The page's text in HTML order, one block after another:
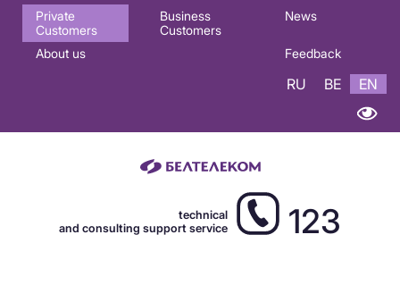
Основная
навигация
Private
Customers
Business
Customers
News
About us Feedback
RU BE EN
technical
and consulting support service
123